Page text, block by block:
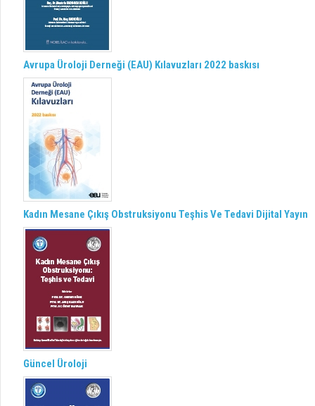
Avrupa Üroloji Derneği (EAU) Kılavuzları 2022 baskısı
Kadın Mesane Çıkış Obstruksiyonu Teşhis Ve Tedavi Dijital Yayın
Güncel Üroloji